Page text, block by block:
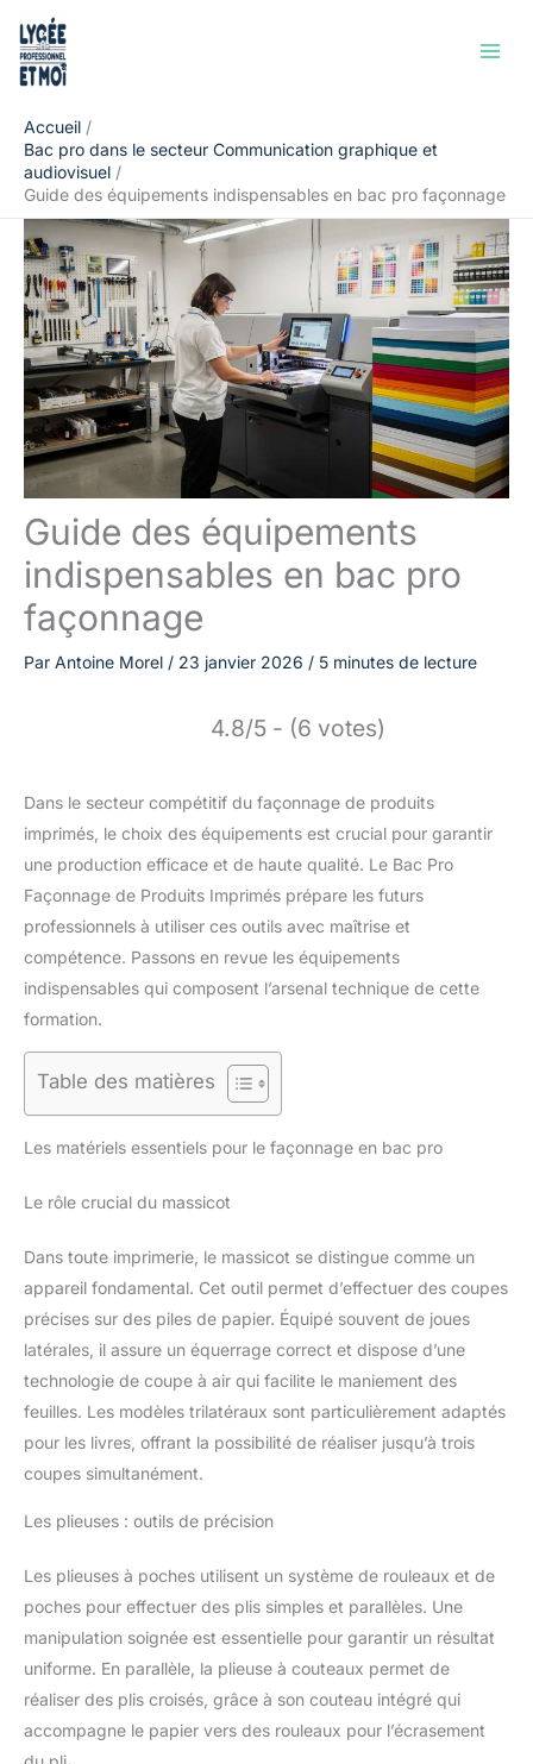
contenu
Accueil
Bac pro dans le secteur Communication graphique et
audiovisuel
Guide des équipements indispensables en bac pro façonnage
Guide des équipements
indispensables en bac pro
façonnage
Par Antoine Morel / 23 janvier 2026 / 5 minutes de lecture
4.8/5 - (6 votes)
Dans le secteur compétitif du façonnage de produits
imprimés, le choix des équipements est crucial pour garantir
une production efficace et de haute qualité. Le Bac Pro
Façonnage de Produits Imprimés prépare les futurs
professionnels à utiliser ces outils avec maîtrise et
compétence. Passons en revue les équipements
indispensables qui composent l’arsenal technique de cette
formation.
Table des matières
Les matériels essentiels pour le façonnage en bac pro
Le rôle crucial du massicot
Dans toute imprimerie, le massicot se distingue comme un
appareil fondamental. Cet outil permet d’effectuer des coupes
précises sur des piles de papier. Équipé souvent de joues
latérales, il assure un équerrage correct et dispose d’une
technologie de coupe à air qui facilite le maniement des
feuilles. Les modèles trilatéraux sont particulièrement adaptés
pour les livres, offrant la possibilité de réaliser jusqu’à trois
coupes simultanément.
Les plieuses : outils de précision
Les plieuses à poches utilisent un système de rouleaux et de
poches pour effectuer des plis simples et parallèles. Une
manipulation soignée est essentielle pour garantir un résultat
uniforme. En parallèle, la plieuse à couteaux permet de
réaliser des plis croisés, grâce à son couteau intégré qui
accompagne le papier vers des rouleaux pour l’écrasement
Rechercher